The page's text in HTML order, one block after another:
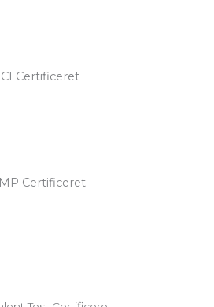
Certificeret
Certificeret